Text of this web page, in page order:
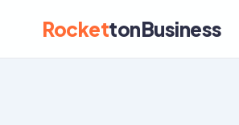
RockettonBusiness